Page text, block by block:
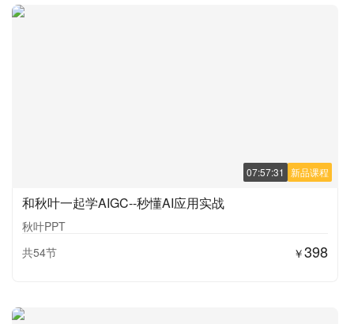
新品课程
07:57:31
和秋叶一起学AIGC--秒懂AI应用实战
秋叶PPT
共54节
￥398